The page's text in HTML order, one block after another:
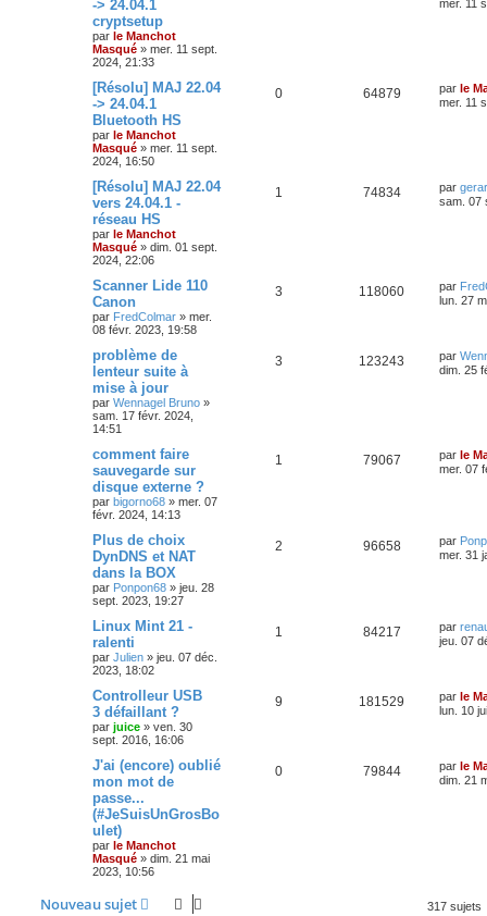
-> 24.04.1
cryptsetup
par le Manchot
Masqué » mer. 11 sept.
2024, 21:33
mer. 11
[Résolu] MAJ 22.04
-> 24.04.1
Bluetooth HS
par le Manchot
Masqué » mer. 11 sept.
2024, 16:50
0 64879 par le
mer. 11
[Résolu] MAJ 22.04
vers 24.04.1 -
réseau HS
par le Manchot
Masqué » dim. 01 sept.
2024, 22:06
1 74834 par
sam. 07
Scanner Lide 110
Canon
par FredColmar » mer.
08 févr. 2023, 19:58
3 118060 par
lun. 27
problème de
lenteur suite à
mise à jour
par Wennagel Bruno »
sam. 17 févr. 2024,
14:51
3 123243 par
dim. 25
comment faire
sauvegarde sur
disque externe ?
par bigorno68 » mer. 07
févr. 2024, 14:13
1 79067 par le
mer. 07
Plus de choix
DynDNS et NAT
dans la BOX
par Ponpon68 » jeu. 28
sept. 2023, 19:27
2 96658 par
mer. 31
Linux Mint 21 -
ralenti
par Julien » jeu. 07 déc.
2023, 18:02
1 84217 par
jeu. 07
Controlleur USB
3 défaillant ?
par juice » ven. 30
sept. 2016, 16:06
9 181529 par le
lun. 10
J'ai (encore) oublié
mon mot de
passe...
(#JeSuisUnGrosBo
ulet)
par le Manchot
Masqué » dim. 21 mai
2023, 10:56
0 79844 par le
dim. 21
Nouveau sujet 317 sujets